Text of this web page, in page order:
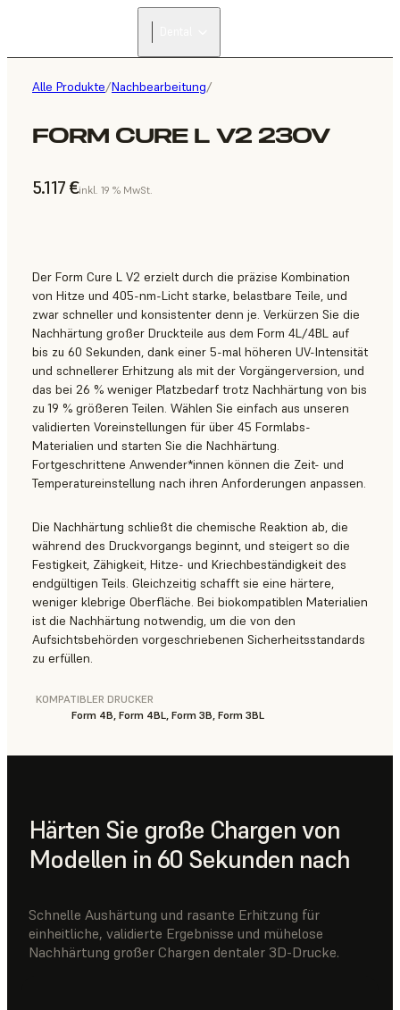
Alle Produkte/Nachbearbeitung/
FORM CURE L V2 230V
5.117 €inkl. 19 % MwSt.
Der Form Cure L V2 erzielt durch die präzise Kombination
von Hitze und 405-nm-Licht starke, belastbare Teile, und
zwar schneller und konsistenter denn je. Verkürzen Sie die
Nachhärtung großer Druckteile aus dem Form 4L/4BL auf
bis zu 60 Sekunden, dank einer 5-mal höheren UV-Intensität
und schnellerer Erhitzung als mit der Vorgängerversion, und
das bei 26 % weniger Platzbedarf trotz Nachhärtung von bis
zu 19 % größeren Teilen. Wählen Sie einfach aus unseren
validierten Voreinstellungen für über 45 Formlabs-
Materialien und starten Sie die Nachhärtung.
Fortgeschrittene Anwender*innen können die Zeit- und
Temperatureinstellung nach ihren Anforderungen anpassen.
Die Nachhärtung schließt die chemische Reaktion ab, die
während des Druckvorgangs beginnt, und steigert so die
Festigkeit, Zähigkeit, Hitze- und Kriechbeständigkeit des
endgültigen Teils. Gleichzeitig schafft sie eine härtere,
weniger klebrige Oberfläche. Bei biokompatiblen Materialien
ist die Nachhärtung notwendig, um die von den
Aufsichtsbehörden vorgeschriebenen Sicherheitsstandards
zu erfüllen.
KOMPATIBLER DRUCKER
Form 4B, Form 4BL, Form 3B, Form 3BL
Härten Sie große Chargen von
Modellen in 60 Sekunden nach
Schnelle Aushärtung und rasante Erhitzung für
einheitliche, validierte Ergebnisse und mühelose
Nachhärtung großer Chargen dentaler 3D-Drucke.